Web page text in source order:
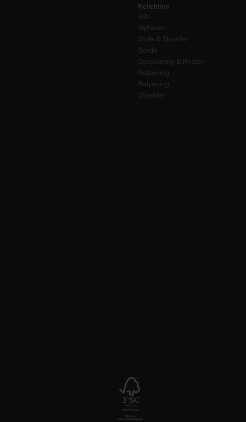
Kollektion
Alle
Nyheder
Stole & Skamler
Borde
Opbevaring & Reoler
Belysning
Belysning
Objekter